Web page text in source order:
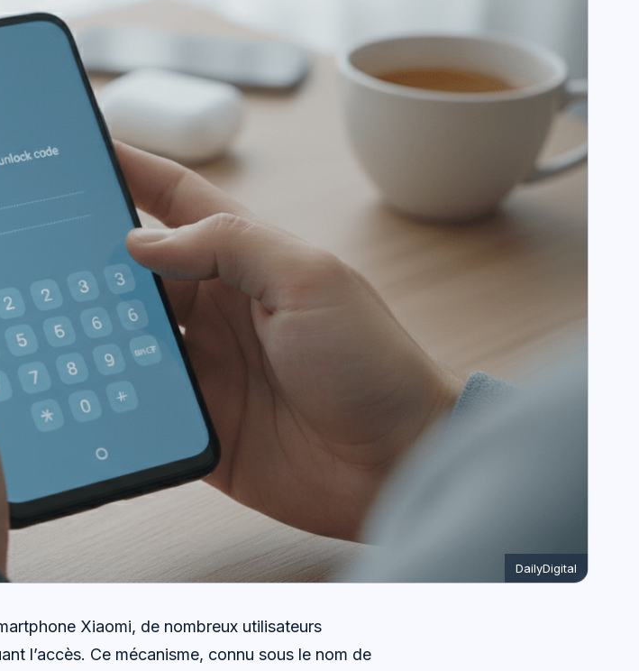
DailyDigital
Xiaomi, de nombreux utilisateurs
l’accès. Ce mécanisme, connu sous le nom de